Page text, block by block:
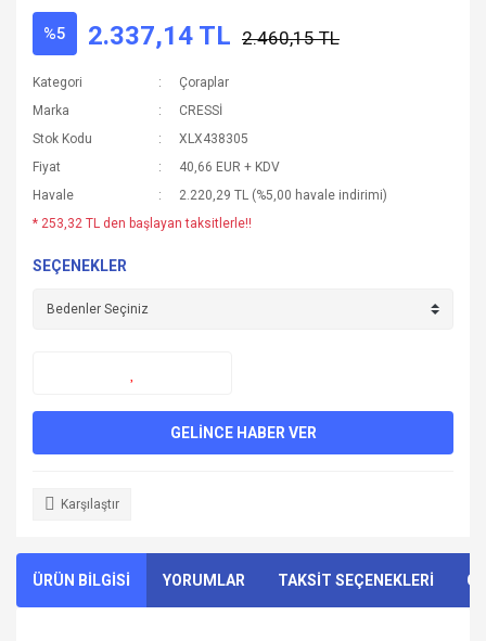
%5 2.337,14 TL 2.460,15 TL
Kategori
Çoraplar
Marka
CRESSİ
Stok Kodu
XLX438305
Fiyat
40,66 EUR + KDV
Havale
2.220,29 TL (%5,00 havale indirimi)
* 253,32 TL den başlayan taksitlerle!!
SEÇENEKLER
GELİNCE HABER VER
Karşılaştır
ÜRÜN BİLGİSİ YORUMLAR TAKSİT SEÇENEKLERİ